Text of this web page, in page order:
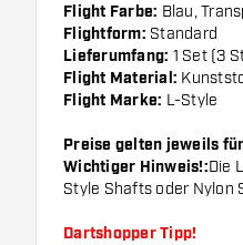
Flight Farbe: Blau,
Flightform: Standard
Lieferumfang: 1 Set (3
Flight Material:
Flight Marke: L-Style
Preise gelten jeweils
Wichtiger Hinweis!:Die
Style Shafts oder Nylon
Dartshopper Tipp!